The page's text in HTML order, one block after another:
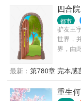
恋爱，
学姐谈
手出现
白粥的
却发现
追求。
苏白粥
袋，看
给漫画
四合
都市
驴友王
世界，
界，由
最新： 第780章 完本感
重生